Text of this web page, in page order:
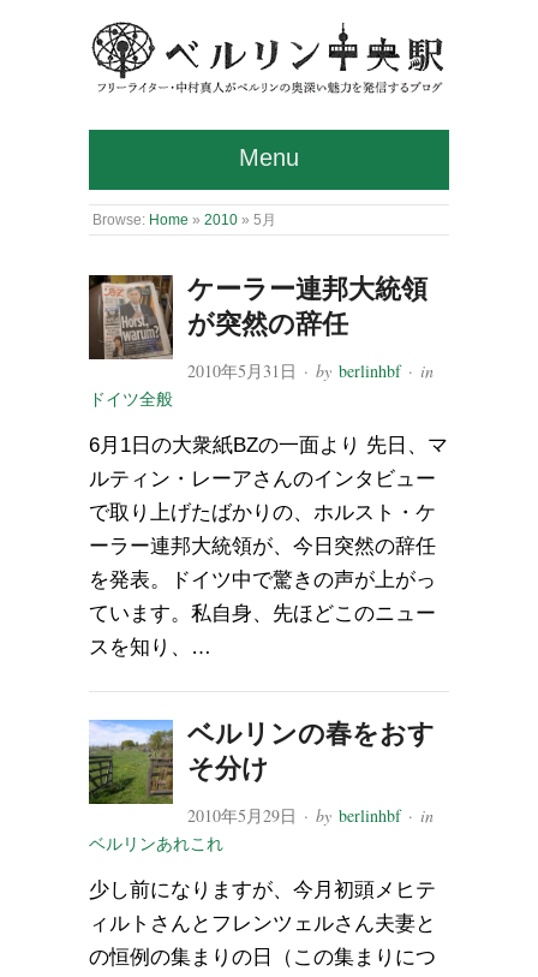
Menu
Browse: Home » 2010 » 5月
ケーラー連邦大統領
が突然の辞任
2010年5月31日 · byberlinhbf· in
ドイツ全般
6月1日の大衆紙BZの一面より 先日、マ
ルティン・レーアさんのインタビュー
で取り上げたばかりの、ホルスト・ケ
ーラー連邦大統領が、今日突然の辞任
を発表。ドイツ中で驚きの声が上がっ
ています。私自身、先ほどこのニュー
スを知り、…
ベルリンの春をおす
そ分け
2010年5月29日 · byberlinhbf· in
ベルリンあれこれ
少し前になりますが、今月初頭メヒテ
ィルトさんとフレンツェルさん夫妻と
の恒例の集まりの日（この集まりにつ